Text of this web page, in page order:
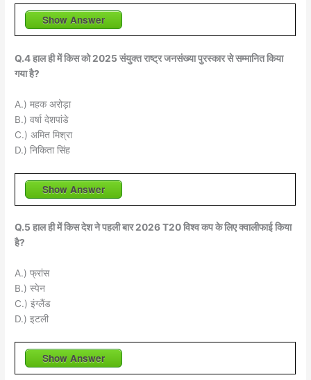
Show Answer
Q.4 हाल ही में किस को 2025 संयुक्त राष्ट्र जनसंख्या पुरस्कार से सम्मानित किया
गया है?
A.) महक अरोड़ा
B.) वर्षा देशपांडे
C.) अमित मिश्रा
D.) निकिता सिंह
Show Answer
Q.5 हाल ही में किस देश ने पहली बार 2026 T20 विश्व कप के लिए क्वालीफाई किया
है?
A.) फ्रांस
B.) स्पेन
C.) इंग्लैंड
D.) इटली
Show Answer